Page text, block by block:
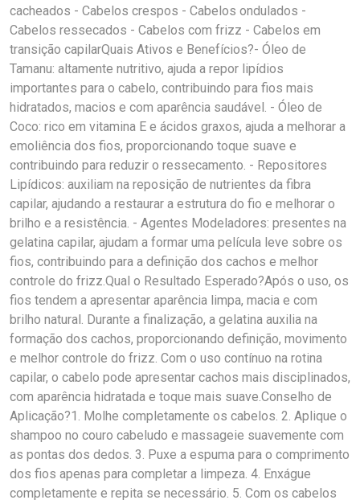
cacheados - Cabelos crespos - Cabelos ondulados -
Cabelos ressecados - Cabelos com frizz - Cabelos em
transição capilarQuais Ativos e Benefícios?- Óleo de
Tamanu: altamente nutritivo, ajuda a repor lipídios
importantes para o cabelo, contribuindo para fios mais
hidratados, macios e com aparência saudável. - Óleo de
Coco: rico em vitamina E e ácidos graxos, ajuda a melhorar a
emoliência dos fios, proporcionando toque suave e
contribuindo para reduzir o ressecamento. - Repositores
Lipídicos: auxiliam na reposição de nutrientes da fibra
capilar, ajudando a restaurar a estrutura do fio e melhorar o
brilho e a resistência. - Agentes Modeladores: presentes na
gelatina capilar, ajudam a formar uma película leve sobre os
fios, contribuindo para a definição dos cachos e melhor
controle do frizz.Qual o Resultado Esperado?Após o uso, os
fios tendem a apresentar aparência limpa, macia e com
brilho natural. Durante a finalização, a gelatina auxilia na
formação dos cachos, proporcionando definição, movimento
e melhor controle do frizz. Com o uso contínuo na rotina
capilar, o cabelo pode apresentar cachos mais disciplinados,
com aparência hidratada e toque mais suave.Conselho de
Aplicação?1. Molhe completamente os cabelos. 2. Aplique o
shampoo no couro cabeludo e massageie suavemente com
as pontas dos dedos. 3. Puxe a espuma para o comprimento
dos fios apenas para completar a limpeza. 4. Enxágue
completamente e repita se necessário. 5. Com os cabelos